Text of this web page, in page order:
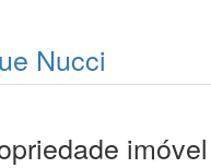
Nucci